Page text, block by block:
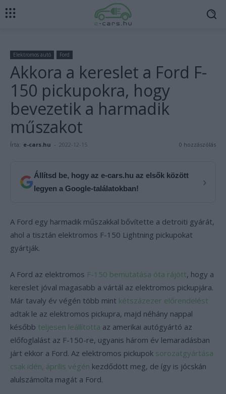
Elektromos autó Ford
Akkora a kereslet a Ford F-
150 pickupokra, hogy
bevezetik a harmadik
műszakot
Írta: e-cars.hu - 2022-12-15 0 hozzászólás
Állítsd be, hogy az e-cars.hu az elsők között
legyen a Google-találatokban!
›
A Ford egy harmadik műszakkal bővítette a detroiti gyárát,
ahol a tisztán elektromos F-150 Lightning pickupokat
gyártják.
A Ford az elektromos F-150 bemutatása óta rájött, hogy a
kereslet jóval magasabb a vártál az elektromos pickupjára.
Már tavaly év végén több mint kétszázezer előrendelést
adtak le az elektromos pickupra, majd néhány nappal
később teljesen leállította az amerikai autógyártó az
előfoglalást az F-150-re, ugyanis három év lemaradásban
járt ekkor a Ford. Az elektromos pickupok sorozatgyártása
csak idén, április végén kezdődött meg, de így is jócskán
alulszámolta magát a Ford.